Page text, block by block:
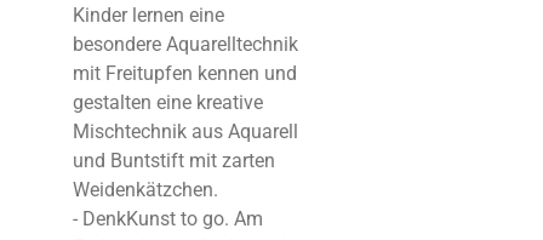
Kinder lernen eine
besondere Aquarelltechnik
mit Freitupfen kennen und
gestalten eine kreative
Mischtechnik aus Aquarell
und Buntstift mit zarten
Weidenkätzchen.
- DenkKunst to go. Am